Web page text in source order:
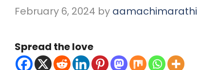
February 6, 2024 by aamachimarathi
Spread the love